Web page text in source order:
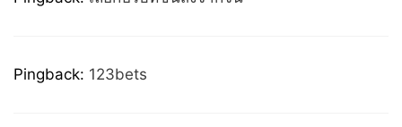
Pingback: 123bets